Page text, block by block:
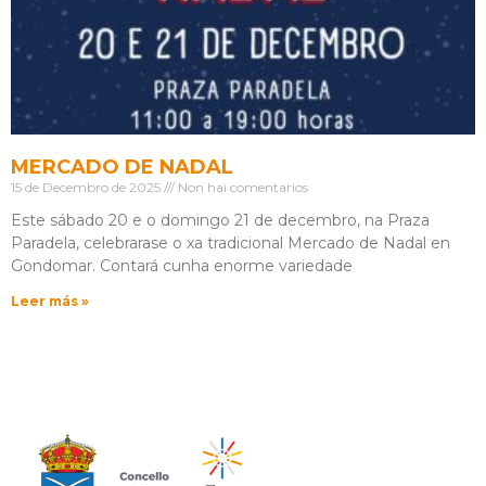
MERCADO DE NADAL
15 de Decembro de 2025 Non hai comentarios
Este sábado 20 e o domingo 21 de decembro, na Praza
Paradela, celebrarase o xa tradicional Mercado de Nadal en
Gondomar. Contará cunha enorme variedade
Leer más »